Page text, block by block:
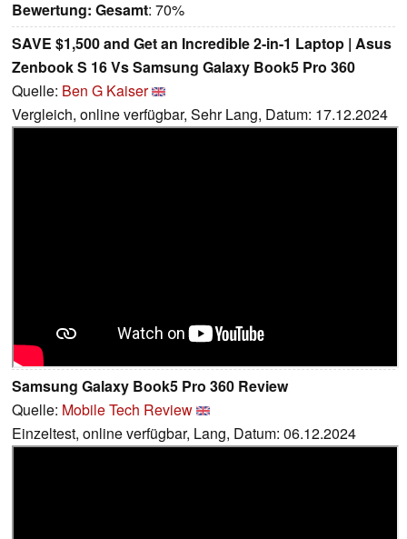
Bewertung: Gesamt: 70%
SAVE $1,500 and Get an Incredible 2-in-1 Laptop | Asus
Zenbook S 16 Vs Samsung Galaxy Book5 Pro 360
Quelle: Ben G Kaiser
Vergleich, online verfügbar, Sehr Lang, Datum: 17.12.2024
Samsung Galaxy Book5 Pro 360 Review
Quelle: Mobile Tech Review
Einzeltest, online verfügbar, Lang, Datum: 06.12.2024